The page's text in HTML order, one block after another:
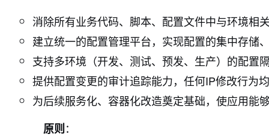
消除所有业务代码、脚本、配置文件中与环境相
建立统一的配置管理平台，实现配置的集中存储
支持多环境（开发、测试、预发、生产）的配置
提供配置变更的审计追踪能力，任何IP修改行为
为后续服务化、容器化改造奠定基础，使应用能
原则：